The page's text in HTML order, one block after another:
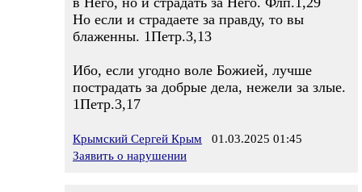
Но если и страдаете за правду, то вы
блаженны. 1Петр.3,13
Ибо, если угодно воле Божией, лучше
пострадать за добрые дела, нежели за злые.
1Петр.3,17
Крымский Сергей Крым 01.03.2025 01:45
Заявить о нарушении